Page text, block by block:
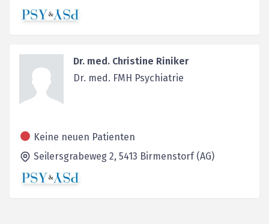
Dr. med. Christine Riniker
Dr. med. FMH Psychiatrie
Keine neuen Patienten
Seilersgrabeweg 2, 5413 Birmenstorf (AG)